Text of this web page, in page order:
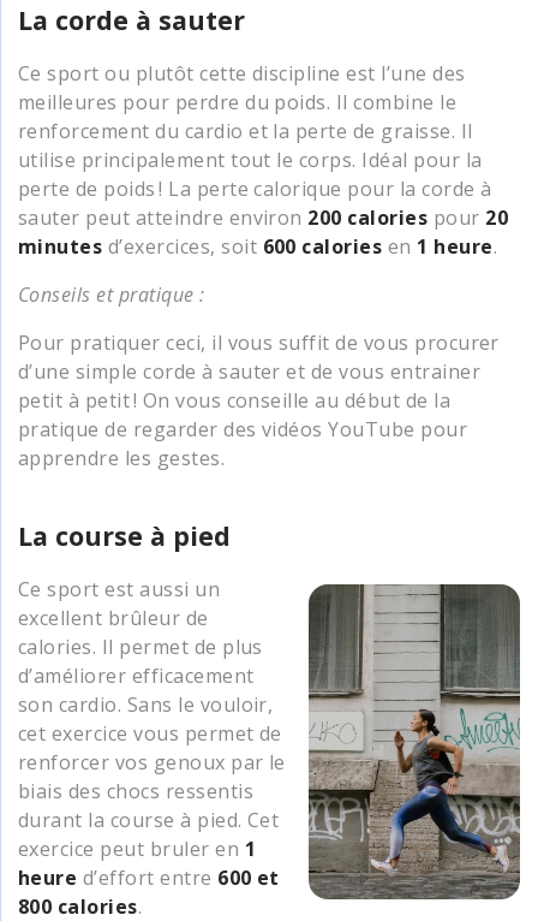
La corde à sauter
Ce sport ou plutôt cette discipline est l’une des
meilleures pour perdre du poids. Il combine le
renforcement du cardio et la perte de graisse. Il
utilise principalement tout le corps. Idéal pour la
perte de poids ! La perte calorique pour la corde à
sauter peut atteindre environ 200 calories pour 20
minutes d’exercices, soit 600 calories en 1 heure.
Conseils et pratique :
Pour pratiquer ceci, il vous suffit de vous procurer
d’une simple corde à sauter et de vous entrainer
petit à petit ! On vous conseille au début de la
pratique de regarder des vidéos YouTube pour
apprendre les gestes.
La course à pied
Ce sport est aussi un
excellent brûleur de
calories. Il permet de plus
d’améliorer efficacement
son cardio. Sans le vouloir,
cet exercice vous permet de
renforcer vos genoux par le
biais des chocs ressentis
durant la course à pied. Cet
exercice peut bruler en 1
heure d’effort entre 600 et
800 calories.